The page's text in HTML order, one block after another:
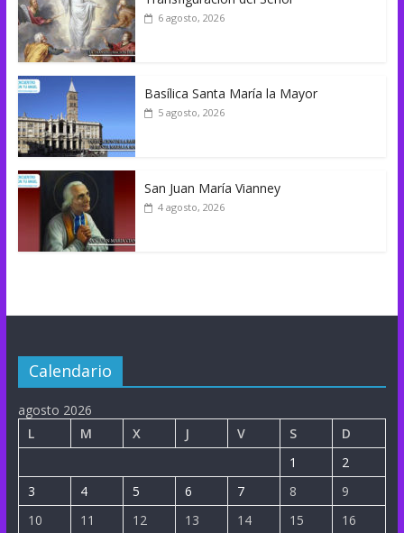
6 agosto, 2026
Basílica Santa María la Mayor
5 agosto, 2026
San Juan María Vianney
4 agosto, 2026
Calendario
agosto 2026
L
M X J V S
D
1
2
3
4 5 6 7 8
9
10
11 12 13 14 15
16